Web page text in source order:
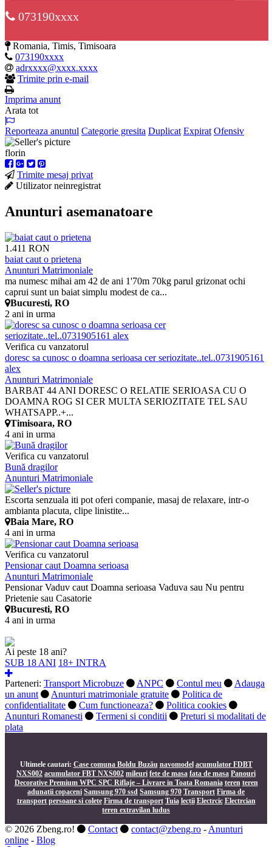
073190xxxx
Romania, Timis, Timisoara
073190xxxx
adrxxxx@xxxx.xxxx
Trimite prin e-mail
Imprima anunt
Arata tot
Reporteaza anuntul Categorie gresita Duplicat Expirat Ofensiv
florin
Trimite mesaj privat
Utilizator neinregistrat
Anunturi asemanatoare
1.411 RON
baiat caut o prietena
Anunturi Matrimoniale
ma numesc mihai am 42 de ani 1'70m 70kg parul grizonat ochi
caprui sunt un baiat simplu modest de ca...
Bucuresti, RO
2 ani in urma
Verifica cu vanzatorul
doresc sa cunosc o doamna serioasa cer seriozitate..tel..0731905161
alex
Anunturi Matrimoniale
BARBAT 44 ANI DORESC O RELATIE SERIOASA CU O
DOAMNA ROG SI CER MULTA SERIOZITATE TEL SAU
WHATSAPP..+...
Timisoara, RO
4 ani in urma
Verifica cu vanzatorul
Bună dragilor
Anunturi Matrimoniale
Escorta senzuala iti pot oferi companie, masaj de relaxare, intr-o
ambianta placuta, clipe linistite...
Baia Mare, RO
4 ani in urma
Verifica cu vanzatorul
Pensionar caut Doamna serioasa
Anunturi Matrimoniale
Pensionar Vaduv caut Doamna serioasa Vaduva sau Nu pentru
Prietenie sau Casatorie
Bucuresti, RO
4 ani in urma
Ai peste 18 ani?
SUB 18 ANI 18+ INTRA
Parteneri: Transport Microbuze ANPC Contul meu
Adauga
un anunt
Anunturi matrimoniale gratuite
Politica de
confidentialitate
Cum functioneaza?
Politica cookies
Anunturi Romanesti
Termeni si conditii
Preturi si modalitati de
plata
Ultimele cautari: Case comuna Boldu Buzău navomodel acumulator FDBT
NXS002 acumulator FBT NXS002 mileuri fete de masa fata de masa Panouri
Decorative Premium WPC SPC Riflaje – Livrare in Toata Romania teren teren
adunatii copaceni Samsung 970 ssd Samsung 970 Transport Firma de
transport persoane si colete Firma de transport Tuia lecții Electrcic Electrcian
teren extravilan ludus
© 2026 Zbeng.ro! Contact contact@zbeng.ro - Anunturi
online - Blog